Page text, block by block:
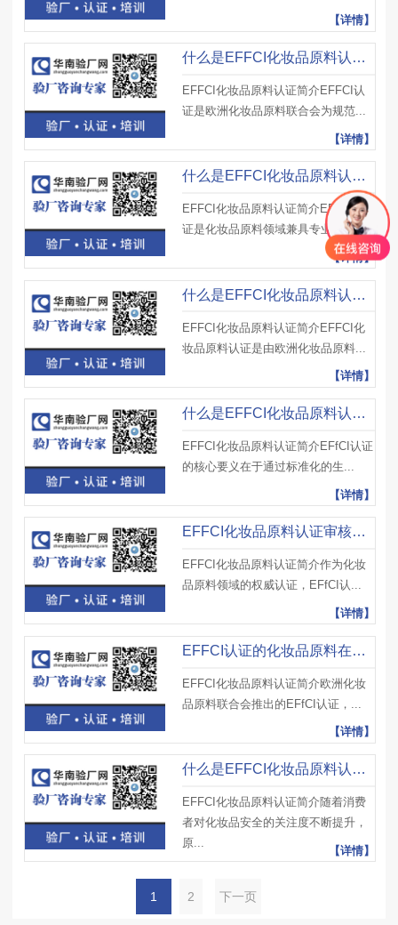
【详情】
什么是EFFCI化妆品原料认证？认证机构有哪些？如何选择靠谱机构？
EFFCI化妆品原料认证简介EFFCI认
证是欧洲化妆品原料联合会为规范...
【详情】
什么是EFFCI化妆品原料认证？审核时重点考察哪些环节？如何优化？
EFFCI化妆品原料认证简介EFFCI认
证是化妆品原料领域兼具专业性与...
【详情】
什么是EFFCI化妆品原料认证？申请主体有哪些？个人能申请吗？
EFFCI化妆品原料认证简介EFFCI化
妆品原料认证是由欧洲化妆品原料...
【详情】
什么是EFFCI化妆品原料认证？评审周期会受季节或行业旺季影响吗？
EFFCI化妆品原料认证简介EFfCI认证
的核心要义在于通过标准化的生...
【详情】
EFFCI化妆品原料认证审核过程中，现场核查主要检查哪些生产环节？
EFFCI化妆品原料认证简介作为化妆
品原料领域的权威认证，EFfCI认...
【详情】
EFFCI认证的化妆品原料在出口到东南亚国家时，是否还需当地认证？
EFFCI化妆品原料认证简介欧洲化妆
品原料联合会推出的EFfCI认证，...
【详情】
什么是EFFCI化妆品原料认证？检测报告有效期多久？过期后需重新检测吗？
EFFCI化妆品原料认证简介随着消费
者对化妆品安全的关注度不断提升，
原...
【详情】
1 2 下一页